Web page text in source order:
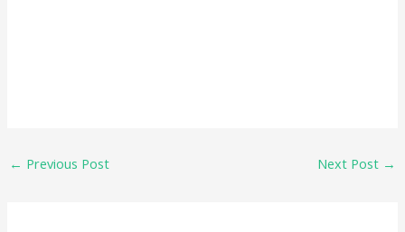
← Previous Post Next Post →